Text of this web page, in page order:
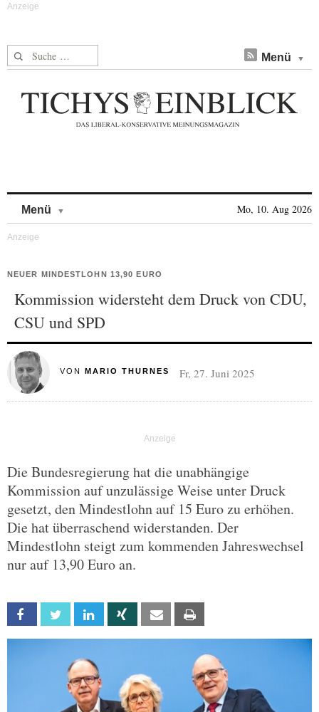
Suche nach: Menü
Menü Mo, 10. Aug 2026
NEUER MINDESTLOHN 13,90 EURO
Kommission widersteht dem Druck von CDU,
CSU und SPD
VON MARIO THURNES Fr, 27. Juni 2025
Die Bundesregierung hat die unabhängige
Kommission auf unzulässige Weise unter Druck
gesetzt, den Mindestlohn auf 15 Euro zu erhöhen.
Die hat überraschend widerstanden. Der
Mindestlohn steigt zum kommenden Jahreswechsel
nur auf 13,90 Euro an.
Facebook Twitter Linkedin Xing Email